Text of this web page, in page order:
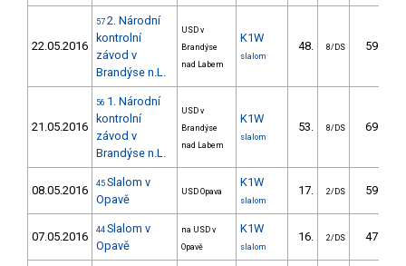
22.05.2016
57 2. Národní
kontrolní
závod v
Brandýse n.L.
USD v
Brandýse
nad Labem
K1W
slalom
48. 8/DS 59.17
21.05.2016
56 1. Národní
kontrolní
závod v
Brandýse n.L.
USD v
Brandýse
nad Labem
K1W
slalom
53. 8/DS 69.59
08.05.2016 45 Slalom v
Opavě
USD Opava
K1W
slalom
17. 2/DS 59.30
07.05.2016 44 Slalom v
Opavě
na USD v
Opavě
K1W
slalom
16. 2/DS 47.10